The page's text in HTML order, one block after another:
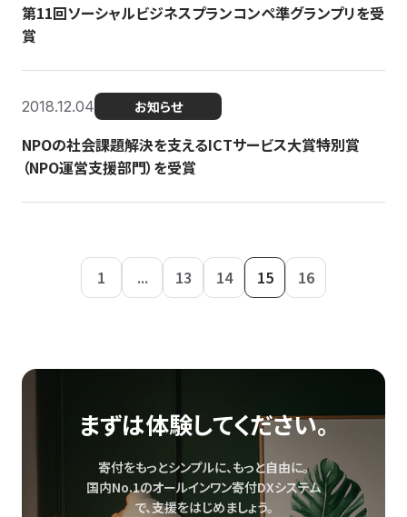
第11回ソーシャルビジネスプランコンペ準グランプリを受
賞
2018.12.04 お知らせ
NPOの社会課題解決を支えるICTサービス大賞特別賞
（NPO運営支援部門）を受賞
1 ... 13 14 15 16
まずは体験してください。
寄付をもっとシンプルに、もっと自由に。
国内No.1のオールインワン寄付DXシステム
で、支援をはじめましょう。